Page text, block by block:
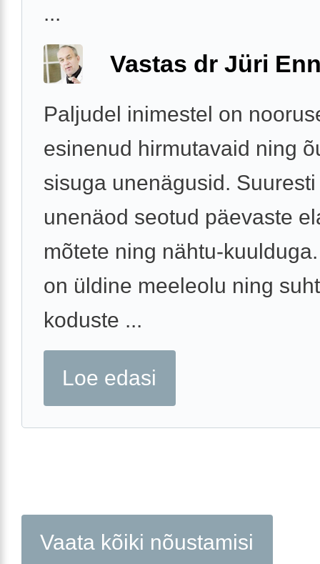
...
Vastas dr Jüri
Paljudel inimestel on
esinenud hirmutavaid ning
sisuga unenägusid.
unenäod seotud päevaste
mõtete ning nähtu-
on üldine meeleolu ning
koduste ...
Loe edasi
Vaata kõiki nõustamisi